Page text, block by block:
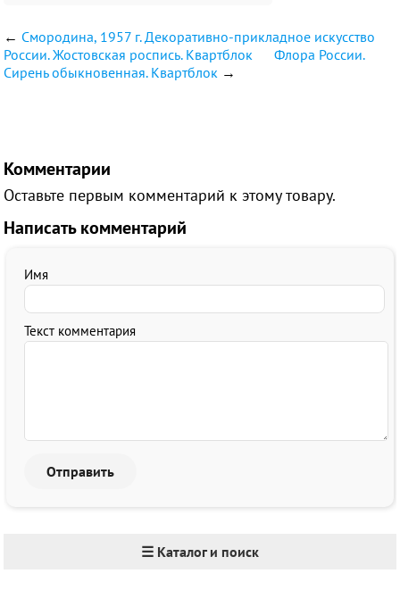
← Смородина, 1957 г. Декоративно-прикладное искусство
России. Жостовская роспись. Квартблок
Флора России.
Сирень обыкновенная. Квартблок →
Комментарии
Оставьте первым комментарий к этому товару.
Написать комментарий
Имя
Текст комментария
☰ Каталог и поиск